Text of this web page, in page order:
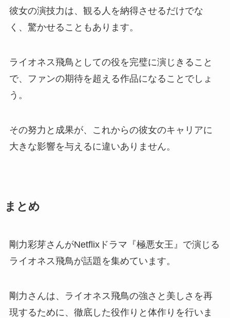
彼女の演技力は、観る人を納得させるだけでな
く、驚かせることもあります。
ライオネス飛鳥としての役を完璧に演じきること
で、ファンの期待を超える作品になることでしょ
う。
その努力と成果が、これからの彼女のキャリアに
大きな影響を与えるに違いありません。
まとめ
剛力彩芽さんがNetflixドラマ『極悪女王』で演じる
ライオネス飛鳥が話題を集めています。
剛力さんは、ライオネス飛鳥の強さと美しさを再
現するために、徹底した役作りと体作りを行いま